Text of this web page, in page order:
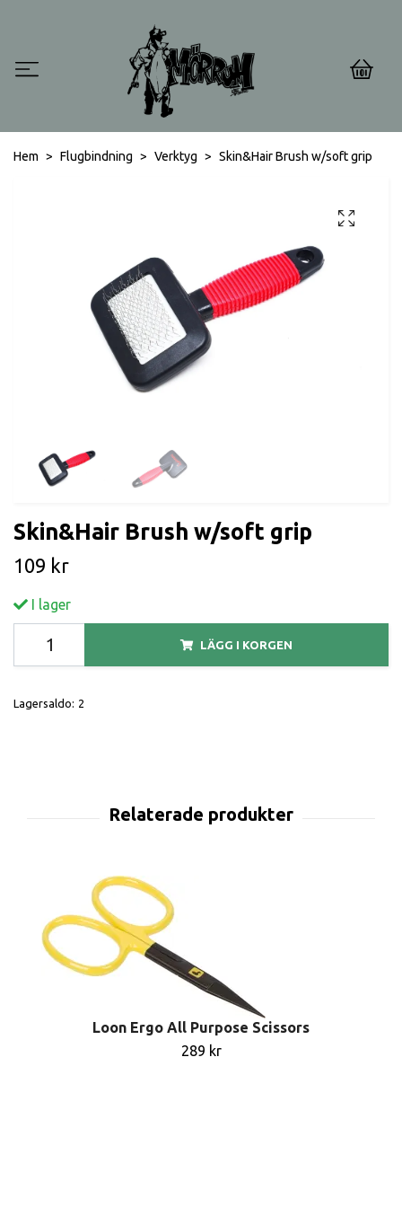
0
Hem Flugbindning Verktyg Skin&Hair Brush w/soft grip
Skin&Hair Brush w/soft grip
109 kr
I lager
LÄGG I KORGEN
Lagersaldo: 2
Loon Ergo All Purpose Scissors
289 kr